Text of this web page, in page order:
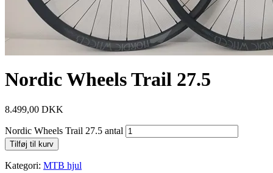
Nordic Wheels Trail 27.5
8.499,00 DKK
Nordic Wheels Trail 27.5 antal
Tilføj til kurv
Kategori: MTB hjul